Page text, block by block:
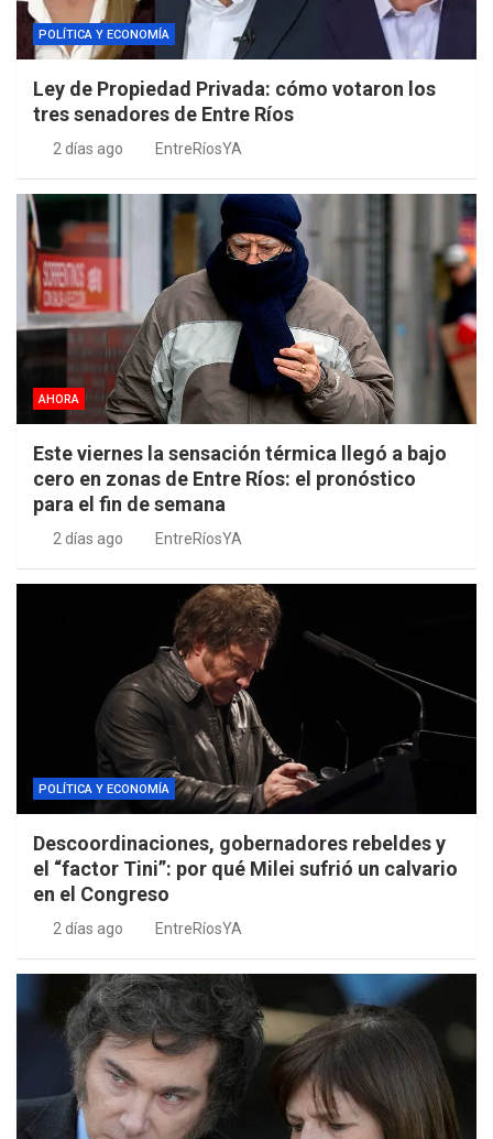
POLÍTICA Y ECONOMÍA
Ley de Propiedad Privada: cómo votaron los
tres senadores de Entre Ríos
2 días ago EntreRíosYA
AHORA
Este viernes la sensación térmica llegó a bajo
cero en zonas de Entre Ríos: el pronóstico
para el fin de semana
2 días ago EntreRíosYA
POLÍTICA Y ECONOMÍA
Descoordinaciones, gobernadores rebeldes y
el “factor Tini”: por qué Milei sufrió un calvario
en el Congreso
2 días ago EntreRíosYA